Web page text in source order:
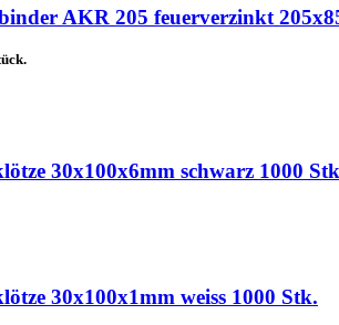
AKR 205 feuerverzinkt
30x100x6mm schwarz 1000 Stk
30x100x1mm weiss 1000 Stk.